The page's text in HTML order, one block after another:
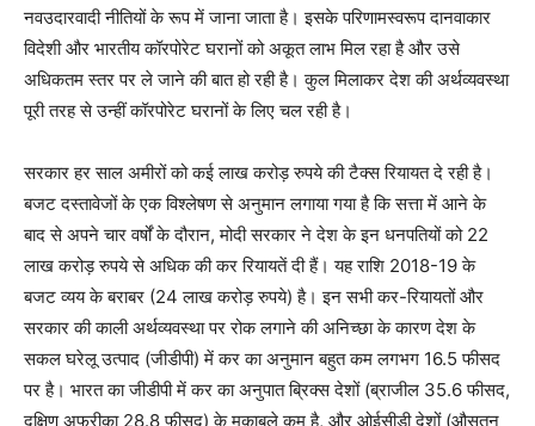
नवउदारवादी नीतियों के रूप में जाना जाता है। इसके परिणामस्वरूप दानवाकार
विदेशी और भारतीय कॉरपोरेट घरानों को अकूत लाभ मिल रहा है और उसे
अधिकतम स्तर पर ले जाने की बात हो रही है। कुल मिलाकर देश की अर्थव्यवस्था
पूरी तरह से उन्हीं कॉरपोरेट घरानों के लिए चल रही है।
सरकार हर साल अमीरों को कई लाख करोड़ रुपये की टैक्स रियायत दे रही है।
बजट दस्तावेजों के एक विश्लेषण से अनुमान लगाया गया है कि सत्ता में आने के
बाद से अपने चार वर्षों के दौरान, मोदी सरकार ने देश के इन धनपतियों को 22
लाख करोड़ रुपये से अधिक की कर रियायतें दी हैं। यह राशि 2018-19 के
बजट व्यय के बराबर (24 लाख करोड़ रुपये) है। इन सभी कर-रियायतों और
सरकार की काली अर्थव्यवस्था पर रोक लगाने की अनिच्छा के कारण देश के
सकल घरेलू उत्पाद (जीडीपी) में कर का अनुमान बहुत कम लगभग 16.5 फीसद
पर है। भारत का जीडीपी में कर का अनुपात ब्रिक्स देशों (ब्राजील 35.6 फीसद,
दक्षिण अफ्रीका 28.8 फीसद) के मुकाबले कम है, और ओईसीडी देशों (औसतन